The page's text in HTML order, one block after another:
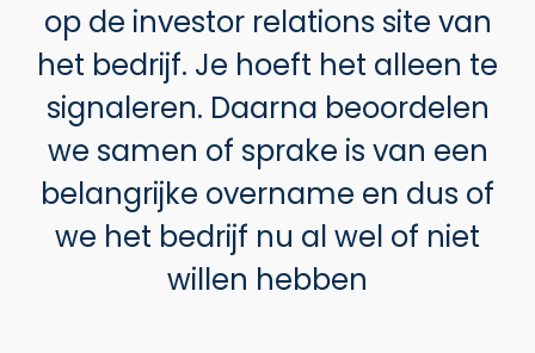
op de investor relations site van
het bedrijf. Je hoeft het alleen te
signaleren. Daarna beoordelen
we samen of sprake is van een
belangrijke overname en dus of
we het bedrijf nu al wel of niet
willen hebben